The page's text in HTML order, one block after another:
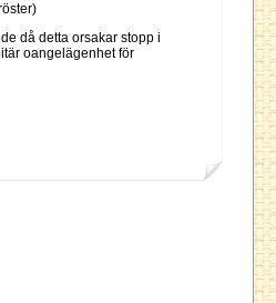
då detta orsakar stopp i
oangelägenhet för